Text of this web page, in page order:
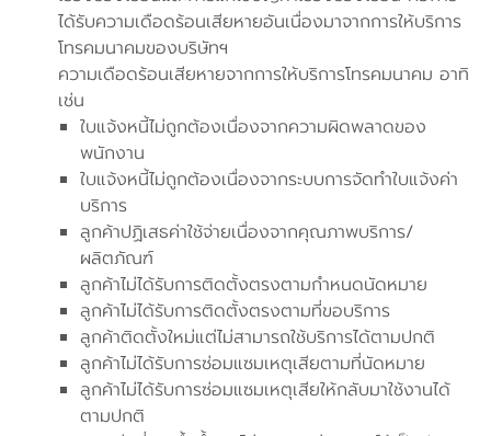
ได้รับความเดือดร้อนเสียหายอันเนื่องมาจากการให้บริการ
โทรคมนาคมของบริษัทฯ
ความเดือดร้อนเสียหายจากการให้บริการโทรคมนาคม อาทิ
เช่น
ใบแจ้งหนี้ไม่ถูกต้องเนื่องจากความผิดพลาดของ
พนักงาน
ใบแจ้งหนี้ไม่ถูกต้องเนื่องจากระบบการจัดทำใบแจ้งค่า
บริการ
ลูกค้าปฏิเสธค่าใช้จ่ายเนื่องจากคุณภาพบริการ/
ผลิตภัณฑ์
ลูกค้าไม่ได้รับการติดตั้งตรงตามกำหนดนัดหมาย
ลูกค้าไม่ได้รับการติดตั้งตรงตามที่ขอบริการ
ลูกค้าติดตั้งใหม่แต่ไม่สามารถใช้บริการได้ตามปกติ
ลูกค้าไม่ได้รับการซ่อมแซมเหตุเสียตามที่นัดหมาย
ลูกค้าไม่ได้รับการซ่อมแซมเหตุเสียให้กลับมาใช้งานได้
ตามปกติ